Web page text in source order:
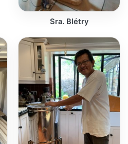
Sra. Blétry